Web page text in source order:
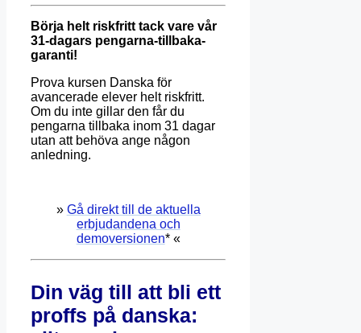
Börja helt riskfritt tack vare vår
31-dagars pengarna-tillbaka-
garanti!
Prova kursen Danska för
avancerade elever helt riskfritt.
Om du inte gillar den får du
pengarna tillbaka inom 31 dagar
utan att behöva ange någon
anledning.
» Gå direkt till de aktuella
erbjudandena och
demoversionen* «
Din väg till att bli ett
proffs på danska: